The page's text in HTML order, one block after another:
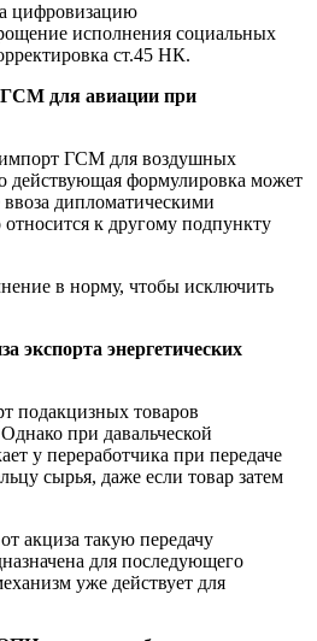
цифровизацию
исполнения социальных
ст.45 НК.
ГСМ для авиации при
ГСМ для воздушных
действующая формулировка может
дипломатическими
относится к другому подпункту
в норму, чтобы исключить
экспорта энергетических
подакцизных товаров
при давальческой
у переработчика при передаче
сырья, даже если товар затем
акциза такую передачу
для последующего
уже действует для